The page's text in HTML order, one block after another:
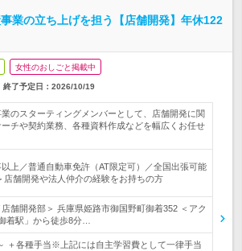
事業の立ち上げを担う【店舗開発】年休122
女性のおしごと掲載中
終了予定日： 2026/10/19
のスターティングメンバーとして、店舗開発に関
チや契約業務、各種資料作成などを幅広くお任せ
以上／普通自動車免許（AT限定可）／全国出張可能
店舗開発や法人仲介の経験をお持ちの方
店舗開発部＞ 兵庫県姫路市御国野町御着352 ＜アク
着駅」から徒歩8分…
＋各種手当※上記には自主学習費として一律手当